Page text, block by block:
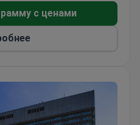
помощи.
с ценами